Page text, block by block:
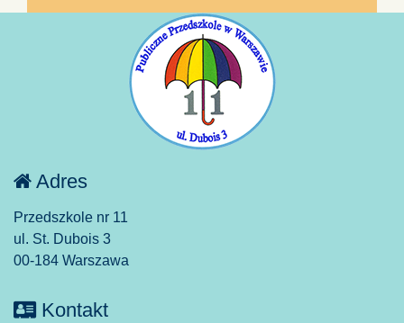
Adres
Przedszkole nr 11
ul. St. Dubois 3
00-184 Warszawa
Kontakt